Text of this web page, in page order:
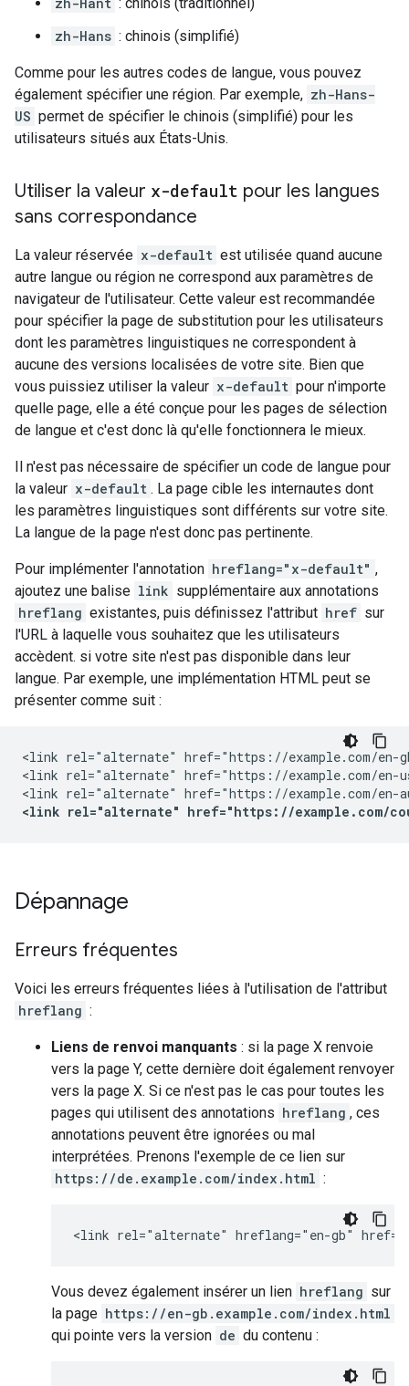
zh-Hans : chinois (simplifié)
Comme pour les autres codes de langue, vous pouvez
également spécifier une région. Par exemple, zh-Hans-
US permet de spécifier le chinois (simplifié) pour les
utilisateurs situés aux États-Unis.
Utiliser la valeur x-default pour les langues
sans correspondance
La valeur réservée x-default est utilisée quand aucune
autre langue ou région ne correspond aux paramètres de
navigateur de l'utilisateur. Cette valeur est recommandée
pour spécifier la page de substitution pour les utilisateurs
dont les paramètres linguistiques ne correspondent à
aucune des versions localisées de votre site. Bien que
vous puissiez utiliser la valeur x-default pour n'importe
quelle page, elle a été conçue pour les pages de sélection
de langue et c'est donc là qu'elle fonctionnera le mieux.
Il n'est pas nécessaire de spécifier un code de langue pour
la valeur x-default . La page cible les internautes dont
les paramètres linguistiques sont différents sur votre site.
La langue de la page n'est donc pas pertinente.
Pour implémenter l'annotation hreflang="x-default" ,
ajoutez une balise link supplémentaire aux annotations
hreflang existantes, puis définissez l'attribut href sur
l'URL à laquelle vous souhaitez que les utilisateurs
accèdent. si votre site n'est pas disponible dans leur
langue. Par exemple, une implémentation HTML peut se
présenter comme suit :
<link rel="alternate" href="https://example.com/en-
<link rel="alternate" href="https://example.com/en-
<link rel="alternate" href="https://example.com/
Dépannage
Erreurs fréquentes
Voici les erreurs fréquentes liées à l'utilisation de l'attribut
hreflang :
Liens de renvoi manquants : si la page X renvoie
vers la page Y, cette dernière doit également renvoyer
vers la page X. Si ce n'est pas le cas pour toutes les
pages qui utilisent des annotations hreflang , ces
annotations peuvent être ignorées ou mal
interprétées. Prenons l'exemple de ce lien sur
https://de.example.com/index.html :
<link rel="alternate" hreflang="en-gb"
Vous devez également insérer un lien hreflang sur
la page https://en-gb.example.com/index.html
qui pointe vers la version de du contenu :